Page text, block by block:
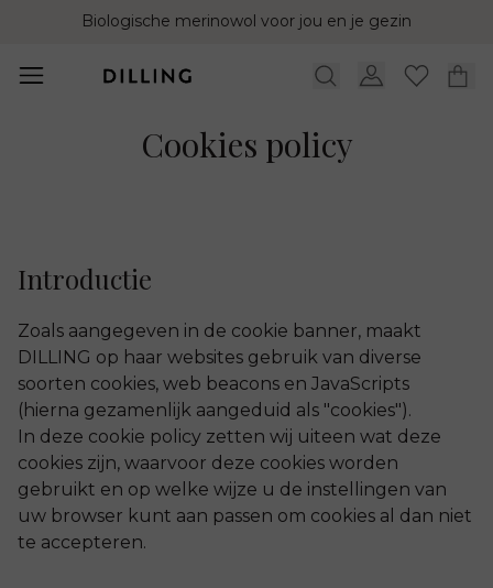
Biologische merinowol voor jou en je gezin
Cookies policy
Introductie
Zoals aangegeven in de cookie banner, maakt
DILLING op haar websites gebruik van diverse
soorten cookies, web beacons en JavaScripts
(hierna gezamenlijk aangeduid als "cookies").
In deze cookie policy zetten wij uiteen wat deze
cookies zijn, waarvoor deze cookies worden
gebruikt en op welke wijze u de instellingen van
uw browser kunt aan passen om cookies al dan niet
te accepteren.